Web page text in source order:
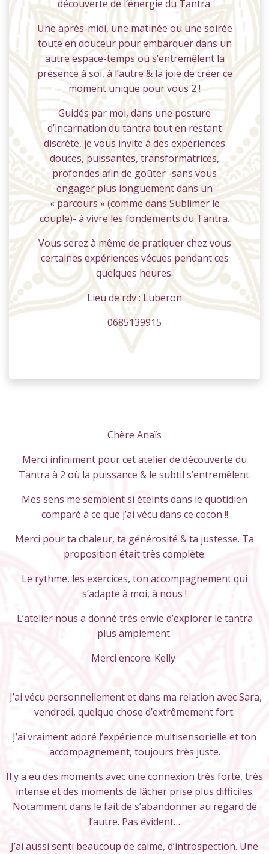
découverte de l’énergie du Tantra.
Une après-midi, une matinée ou une soirée
toute en douceur pour embarquer dans un
autre espace-temps où s’entremêlent la
présence à soi, à l’autre & la joie de créer ce
moment unique pour vous 2 !
Guidés par moi, dans une posture
d’incarnation du tantra tout en restant
discrète, je vous invite à des expériences
douces, puissantes, transformatrices,
profondes afin de goûter -sans vous
engager plus longuement dans un
« parcours » (comme dans Sublimer le
couple)- à vivre les fondements du Tantra.
Vous serez à même de pratiquer chez vous
certaines expériences vécues pendant ces
quelques heures.
Lieu de rdv : Luberon
0685139915
Chère Anaïs
Merci infiniment pour cet atelier de découverte du
Tantra à 2 où la puissance & le subtil s’entremêlent.
Mes sens me semblent si éteints dans le quotidien
comparé à ce que j’ai vécu dans ce cocon !!
Merci pour ta chaleur, ta générosité & ta justesse. Ta
proposition était très complète.
Le rythme, les exercices, ton accompagnement qui
s’adapte à moi, à nous !
L’atelier nous a donné très envie d’explorer le tantra
plus amplement.
Merci encore. Kelly
J’ai vécu personnellement et dans ma relation avec Sara,
vendredi, quelque chose d’extrêmement fort.
J’ai vraiment adoré l’expérience multisensorielle et ton
accompagnement, toujours très juste.
Il y a eu des moments avec une connexion très forte, très
intense et des moments de lâcher prise plus difficiles.
Notamment dans le fait de s’abandonner au regard de
l’autre. Pas évident…
J’ai aussi senti beaucoup de calme, d’introspection. Une